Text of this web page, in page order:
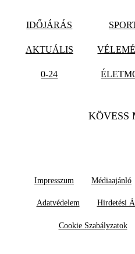
IDŐJÁRÁS
AKTUÁLIS
0-24
KÖVESS
Impresszum Médiaajánló
Adatvédelem Hirdetési
Cookie Szabályzatok